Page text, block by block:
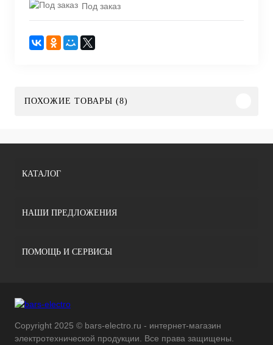
Под заказ
ПОХОЖИЕ ТОВАРЫ (8)
КАТАЛОГ
НАШИ ПРЕДЛОЖЕНИЯ
ПОМОЩЬ И СЕРВИСЫ
Copyright 2025 © bars-electro.ru - интернет-магазин
электротехнической продукции. Все права защищены.